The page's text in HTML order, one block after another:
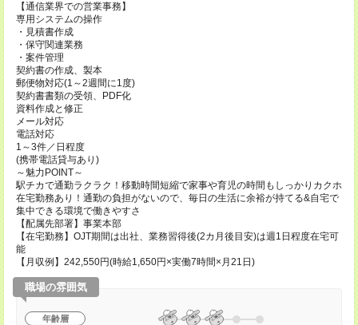
【通信業界での営業事務】
専用システムの操作
・見積書作成
・保守関連業務
・案件管理
契約書の作成、製本
郵便物対応(1～2週間に1度)
契約書書類の受領、PDF化
資料作成と修正
メール対応
電話対応
1～3件／日程度
(携帯電話貸与あり)
～魅力POINT～
駅チカで通勤ラクラク！移動時間短縮で家事や育児の時間もしっかりカクホ
在宅勤務あり！通勤の負担がないので、毎日の生活に余裕が持てる&自宅で
集中できる環境で働きやすさ
【配属先部署】事業本部
【在宅勤務】OJT期間は出社、業務習得後(2カ月後目安)は週1日程度在宅可
能
【月収例】242,550円(時給1,650円×実働7時間×月21日)
職場の雰囲気
年齢層